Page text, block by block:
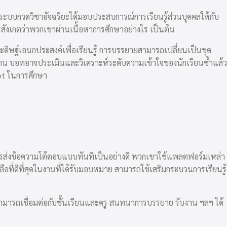
บบกวดวิชาอัจฉริยะได้มอบประสบการณ์การเรียนรู้ส่วนบุคคลให้กับ
เกตว่าพวกเขาผ่านเนื้อหาการศึกษาอย่างไร เป็นต้น
ฐ์เอนกประสงค์เพื่อเรียนรู้ การบรรยายสามารถเปลี่ยนเป็นชุด
อทอาจประเมินและวิเคราะห์ระดับความเข้าใจของนักเรียนซ้ำแล้ว
ในการศึกษา
งข้อความโต้ตอบแบบทันทีเป็นอย่างดี พวกเขาใช้แพลตฟอร์มเหล่า
ดีที่สุดในงานที่ได้รับมอบหมาย สามารถใช้เสริมกระบวนการเรียนรู้
รถเชื่อมต่อกับชั้นเรียนและครู สนทนาการบรรยาย รับงาน ฯลฯ ได้